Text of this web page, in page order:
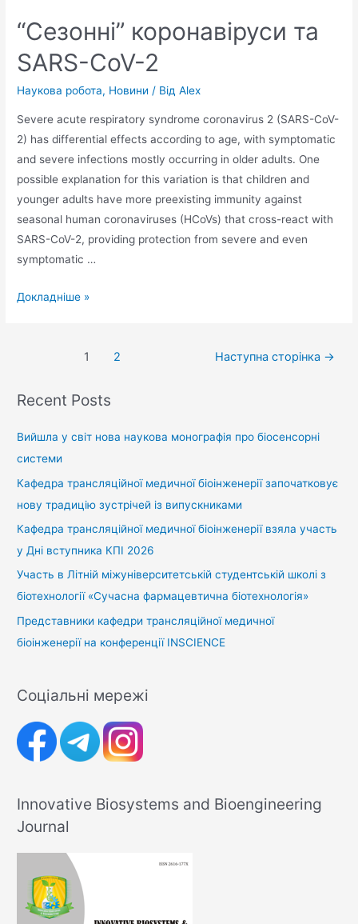
“Сезонні” коронавіруси та
SARS-CoV-2
Наукова робота, Новини / ВідAlex
Severe acute respiratory syndrome coronavirus 2 (SARS-CoV-
2) has differential effects according to age, with symptomatic
and severe infections mostly occurring in older adults. One
possible explanation for this variation is that children and
younger adults have more preexisting immunity against
seasonal human coronaviruses (HCoVs) that cross-react with
SARS-CoV-2, providing protection from severe and even
symptomatic …
Докладніше »
1 2 Наступна сторінка →
Recent Posts
Вийшла у світ нова наукова монографія про біосенсорні
системи
Кафедра трансляційної медичної біоінженерії започатковує
нову традицію зустрічей із випускниками
Кафедра трансляційної медичної біоінженерії взяла участь
у Дні вступника КПІ 2026
Участь в Літній міжуніверситетській студентській школі з
біотехнології «Сучасна фармацевтична біотехнологія»
Представники кафедри трансляційної медичної
біоінженерії на конференції INSCIENCE
Соціальні мережі
Innovative Biosystems and Bioengineering
Journal